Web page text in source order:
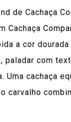
de Cachaça
Cachaça
a cor dourada
paladar com
Uma cachaça
carvalho